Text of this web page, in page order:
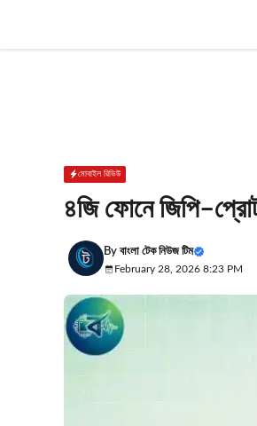
content
মোবাইল রিভিউ
৪জি ফোনে
By বাংলা টেক নিউজ টিম
February 28, 2026 8:23 PM